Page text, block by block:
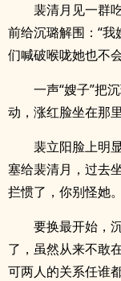
裴清月见一群
前给沉璐解围：“
们喊破喉咙她也不
一声“嫂子”把
动，涨红脸坐在那
裴立阳脸上明
塞给裴清月，过去
拦惯了，你别怪她
要换最开始，
了，虽然从来不敢
可两人的关系任谁